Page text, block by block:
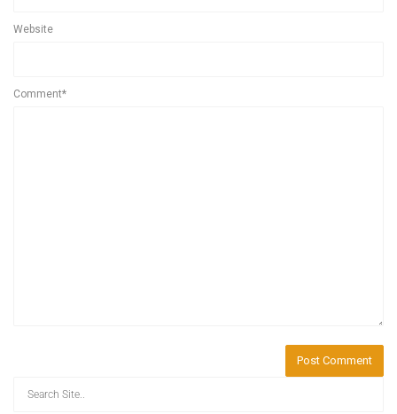
Website
Comment*